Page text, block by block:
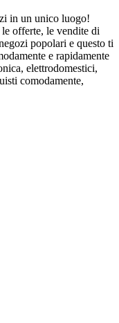
in un unico luogo!
offerte, le vendite di
popolari e questo ti
e rapidamente
elettrodomestici,
comodamente,